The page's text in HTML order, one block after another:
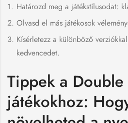
Határozd meg a játékstílusodat:
Olvasd el más játékosok
Kísérletezz a különböző
kedvencedet.
Tippek a
játékokhoz: